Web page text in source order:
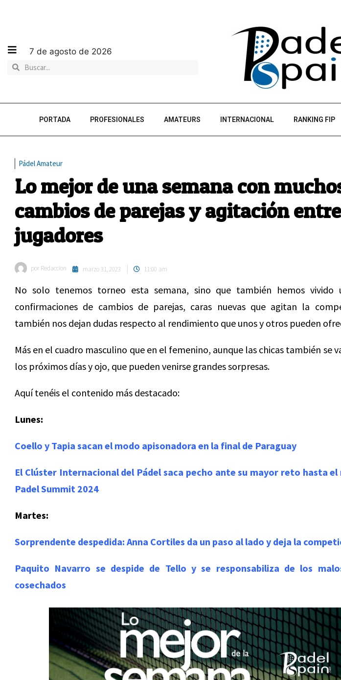
7 de agosto de 2026
PORTADA PROFESIONALES AMATEURS INTERNACIONAL RANKING FIP
Pádel Amateur
Lo mejor de una semana con
cambios de parejas y agitación
jugadores
por Redaccion marzo 31, 2023 11:00 am
No solo tenemos torneo esta semana, sino que también hemos vivido
confirmaciones de cambios de parejas, caras nuevas que agitan la
también nos dejan dudas respecto al rendimiento que unos y otros pueden
Más en el cuadro masculino que en el femenino, aunque las chicas también se
los próximos días y ojo, que pueden venirse grandes sorpresas.
Aquí tenéis el contenido más destacado:
Lunes:
Coello y Tapia sacan el modo apisonadora en la final de Paraguay
El Clúster Internacional del Pádel saca pecho ante su mayor reto hasta
Padel Summit 2024
Martes:
Sorprendente despedida: Anna Cortiles da un paso al lado y deja la
Paquito Navarro se despide de Tello y se responsabiliza de los
cosechados